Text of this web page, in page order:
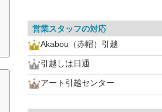
営業スタッフの対応
Akabou（赤帽）引越
引越しは日通
アート引越センター